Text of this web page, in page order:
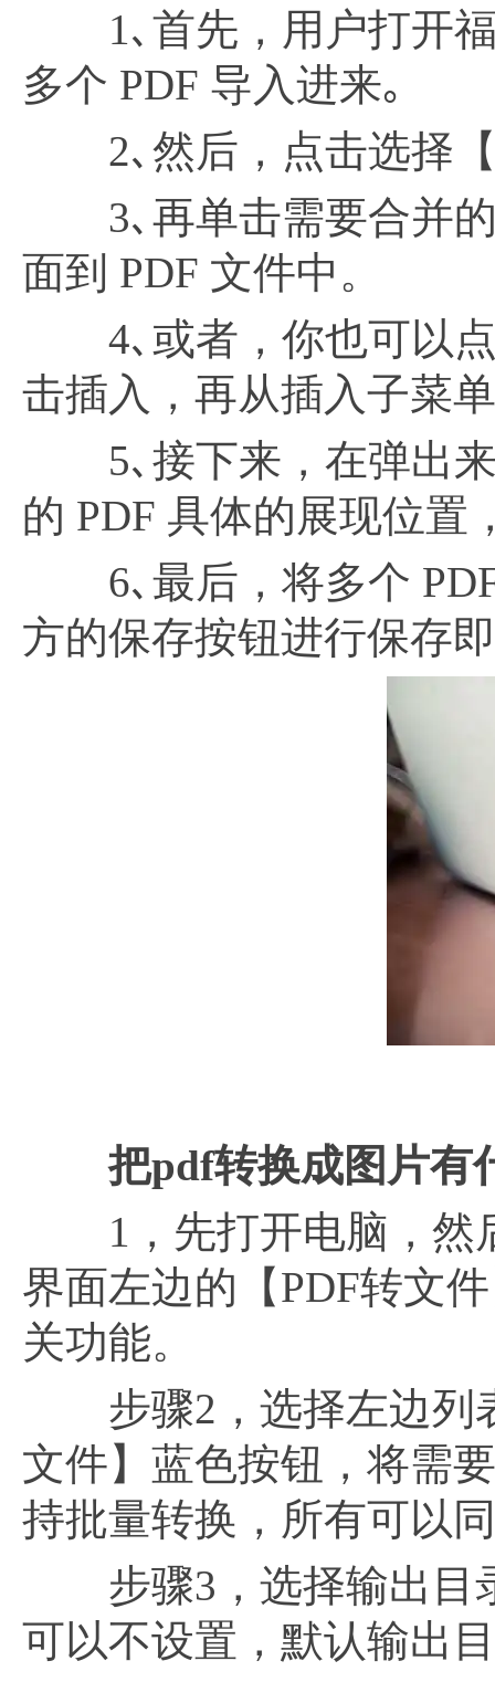
1､首先，用户打开福
多个 PDF 导入进来｡
2､然后，点击选择
3､再单击需要合并的
面到 PDF 文件中。
4､或者，你也可以点
击插入，再从插入子菜
5､接下来，在弹出来
的 PDF 具体的展现位置
6､最后，将多个 PDF
方的保存按钮进行保存
把pdf转换成图片有
1，先打开电脑，然
界面左边的【PDF转文
关功能。
步骤2，选择左边列
文件】蓝色按钮，将需
持批量转换，所有可以
步骤3，选择输出目
可以不设置，默认输出